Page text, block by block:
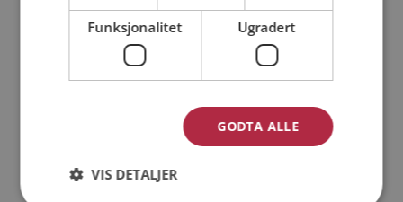
Jeg akseptererMedlemsvilkårene
Funksjonalitet Ugradert
GODTA ALLE
VIS DETALJER